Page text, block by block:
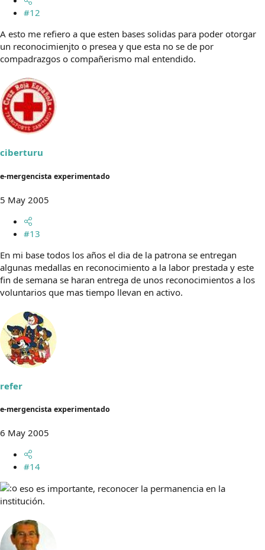
#12
A esto me refiero a que esten bases solidas para poder otorgar
un reconocimienjto o presea y que esta no se de por
compadrazgos o compañerismo mal entendido.
ciberturu
e-mergencista experimentado
5 May 2005
#13
En mi base todos los años el dia de la patrona se entregan
algunas medallas en reconocimiento a la labor prestada y este
fin de semana se haran entrega de unos reconocimientos a los
voluntarios que mas tiempo llevan en activo.
refer
e-mergencista experimentado
6 May 2005
#14
eso es importante, reconocer la permanencia en la
institución.